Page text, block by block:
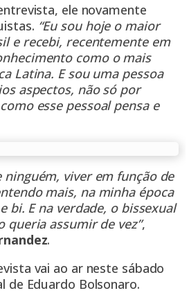
ele novamente
“Eu sou hoje o maior
e recebi, recentemente em
como o mais
Latina. E sou uma pessoa
aspectos, não só por
esse pessoal pensa e
ninguém, viver em função de
mais, na minha época
bi. E na verdade, o bissexual
queria assumir de vez”,
.
vai ao ar neste sábado
de Eduardo Bolsonaro.